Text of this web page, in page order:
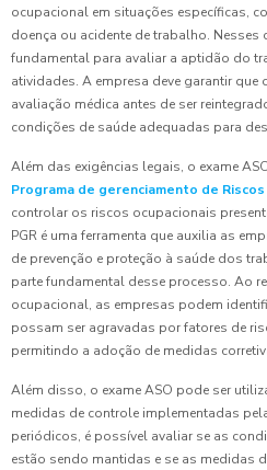
ocupacional em situações específicas,
doença ou acidente de trabalho. Nesses
fundamental para avaliar a aptidão do
atividades. A empresa deve garantir
avaliação médica antes de ser
condições de saúde adequadas para
Além das exigências legais, o exame
Programa de gerenciamento de Riscos
controlar os riscos ocupacionais
PGR é uma ferramenta que auxilia as
de prevenção e proteção à saúde dos
parte fundamental desse processo. Ao
ocupacional, as empresas podem
possam ser agravadas por fatores de
permitindo a adoção de medidas
Além disso, o exame ASO pode ser
medidas de controle implementadas
periódicos, é possível avaliar se as
estão sendo mantidas e se as medidas